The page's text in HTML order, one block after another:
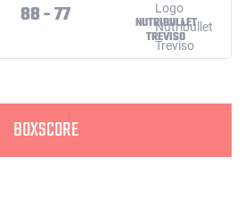
88 - 77
NUTRIBULLET
TREVISO
BOXSCORE